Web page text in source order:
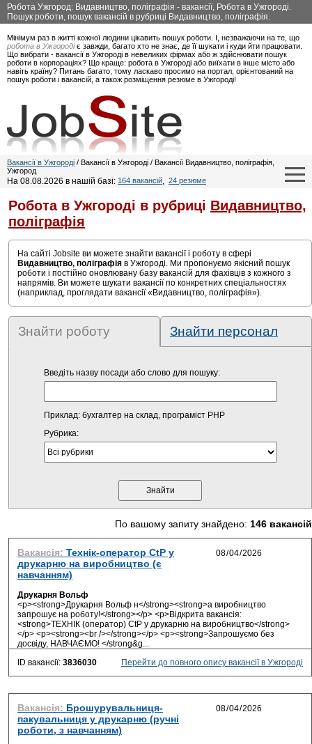
Робота Ужгород: Видавництво, поліграфія - вакансії, Робота в Ужгороді.
Пошук роботи, пошук вакансій в рубриці Видавництво, поліграфія.
Мінімум раз в житті кожної людини цікавить пошук роботи. І, незважаючи на те, що
робота в Ужгородіє завжди, багато хто не знає, де її шукати і куди йти працювати.
Що вибрати - вакансії в Ужгороді в невеликих фірмах або ж здійснювати пошук
роботи в корпораціях? Що краще: робота в Ужгороді або виїхати в інше місто або
навіть країну? Питань багато, тому ласкаво просимо на портал, орієнтований на
пошук роботи і вакансій, а також розміщення резюме в Ужгороді!
Вакансії в Ужгороді / Вакансії в Ужгороді / Вакансії Видавництво, поліграфія,
Ужгород
На 08.08.2026 в нашій базі: 164 вакансій, 24 резюме
Робота в Ужгороді в рубриці Видавництво,
поліграфія
На сайті Jobsite ви можете знайти вакансії і роботу в сфері
Видавництво, поліграфія в Ужгороді. Ми пропонуємо якісний пошук
роботи і постійно оновлювану базу вакансій для фахівців з кожного з
напрямів. Ви можете шукати вакансії по конкретних спеціальностях
(наприклад, проглядати вакансії «Видавництво, поліграфія»).
Знайти роботу Знайти персонал
Введіть назву посади або слово для пошуку:
Приклад: бухгалтер на склад, програміст PHP
Рубрика:
По вашому запиту знайдено: 146 вакансій
Вакансія: Технік-оператор СtP у
друкарню на виробництво (є
навчанням)
Друкарня Вольф
<p><strong>Друкарня Вольф н</strong><strong>а виробництво
запрошує на роботу!</strong></p> <p>Відкрита вакансія:
<strong>ТЕХНІК (оператор) СtP у друкарню на виробництво</strong>
</p> <p><strong><br /></strong></p> <p><strong>Запрошуємо без
досвіду, НАВЧАЄМО! </strong&g...
ID вакансії: 3836030 Перейти до повного опису вакансії в Ужгороді
Вакансія: Брошурувальниця-
пакувальниця у друкарню (ручні
роботи, з навчанням)